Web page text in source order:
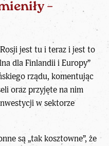
–
jest tu i teraz i jest to
dla Finlandii i Europy”
rządu, komentując
oraz przyjęte na nim
w sektorze
są „tak kosztowne”, że